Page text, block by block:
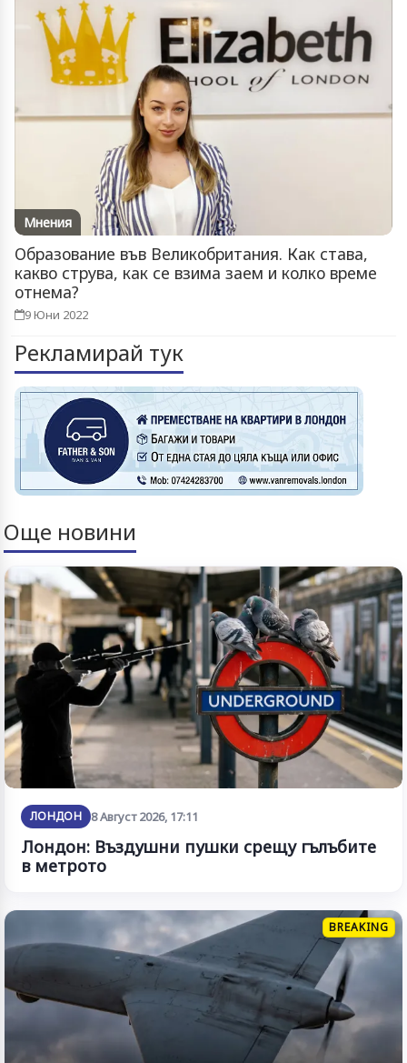
Мнения
Образование във Великобритания. Как става,
какво струва, как се взима заем и колко време
отнема?
9 Юни 2022
Рекламирай тук
Още новини
ЛОНДОН 8 Август 2026, 17:11
Лондон: Въздушни пушки срещу гълъбите
в метрото
BREAKING